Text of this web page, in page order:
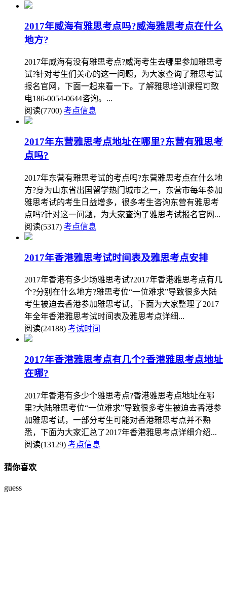
2017年威海有雅思考点吗?威海雅思考点在什么
地方?
2017年威海有没有雅思考点?威海考生去哪里参加雅思考
试?针对考生们关心的这一问题，为大家查询了雅思考试
报名官网，下面一起来看一下。了解雅思培训课程可致
电186-0054-0644咨询。...
阅读(7700) 考点信息
2017年东营雅思考点地址在哪里?东营有雅思考
点吗?
2017年东营有雅思考试的考点吗?东营雅思考点在什么地
方?身为山东省出国留学热门城市之一，东营市每年参加
雅思考试的考生日益增多，很多考生咨询东营有雅思考
点吗?针对这一问题，为大家查询了雅思考试报名官网...
阅读(5317) 考点信息
2017年香港雅思考试时间表及雅思考点安排
2017年香港有多少场雅思考试?2017年香港雅思考点有几
个?分别在什么地方?雅思考位“一位难求”导致很多大陆
考生被迫去香港参加雅思考试，下面为大家整理了2017
年全年香港雅思考试时间表及雅思考点详细...
阅读(24188) 考试时间
2017年香港雅思考点有几个?香港雅思考点地址
在哪?
2017年香港有多少个雅思考点?香港雅思考点地址在哪
里?大陆雅思考位“一位难求”导致很多考生被迫去香港参
加雅思考试，一部分考生可能对香港雅思考点并不熟
悉，下面为大家汇总了2017年香港雅思考点详细介绍...
阅读(13129) 考点信息
猜你喜欢
guess